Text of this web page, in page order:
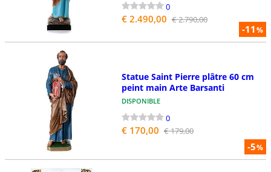
-11%
0
€ 2.490,00 € 2.790,00
-5%
Statue Saint Pierre plâtre 60 cm
peint main Arte Barsanti
DISPONIBLE
0
€ 170,00 € 179,00